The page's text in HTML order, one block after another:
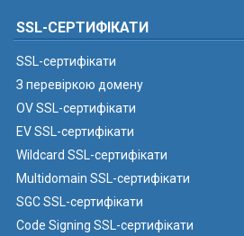
SSL-СЕРТИФІКАТИ
SSL-сертифікати
З перевіркою домену
OV SSL-сертифікати
EV SSL-сертифікати
Wildcard SSL-сертифікати
Multidomain SSL-сертифікати
SGC SSL-сертифікати
Code Signing SSL-сертифікати